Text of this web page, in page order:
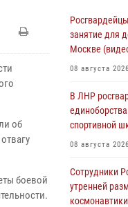
об
боевой
занятие для
Москве
08 августа
В ЛНР
спортивной
08 августа
Сотрудники
утренней